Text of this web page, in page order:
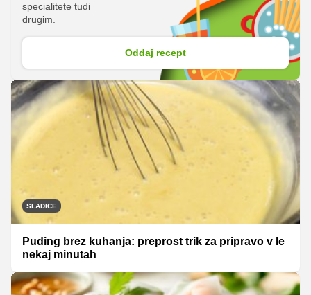
specialitete tudi
drugim.
Oddaj recept
SLADICE
Puding brez kuhanja: preprost trik za pripravo v le
nekaj minutah